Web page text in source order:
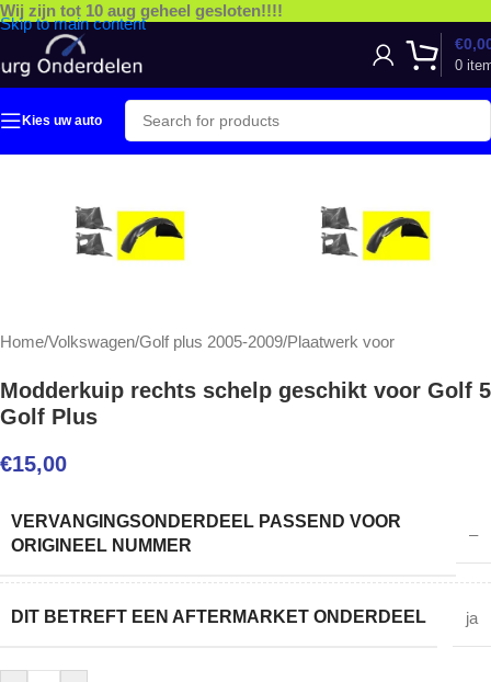
Skip to main content
Wij zijn tot 10 aug geheel gesloten!!!!
0
€
Kies uw auto
Home/Volkswagen/Golf plus 2005-2009/Plaatwerk voor
Modderkuip rechts schelp geschikt voor Golf 5
Golf Plus
€15,00
VERVANGINGSONDERDEEL PASSEND VOOR
ORIGINEEL NUMMER
–
DIT BETREFT EEN AFTERMARKET ONDERDEEL ja